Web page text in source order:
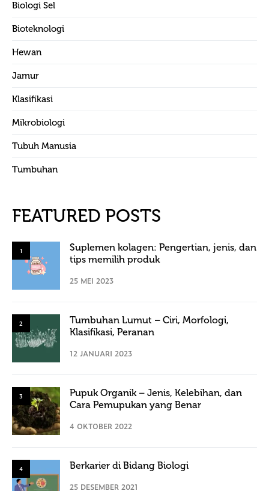
Biologi Sel
Bioteknologi
Hewan
Jamur
Klasifikasi
Mikrobiologi
Tubuh Manusia
Tumbuhan
FEATURED POSTS
1
Suplemen kolagen: Pengertian, jenis, dan
tips memilih produk
25 MEI 2023
2
Tumbuhan Lumut – Ciri, Morfologi,
Klasifikasi, Peranan
12 JANUARI 2023
3
Pupuk Organik – Jenis, Kelebihan, dan
Cara Pemupukan yang Benar
4 OKTOBER 2022
4 Berkarier di Bidang Biologi
25 DESEMBER 2021